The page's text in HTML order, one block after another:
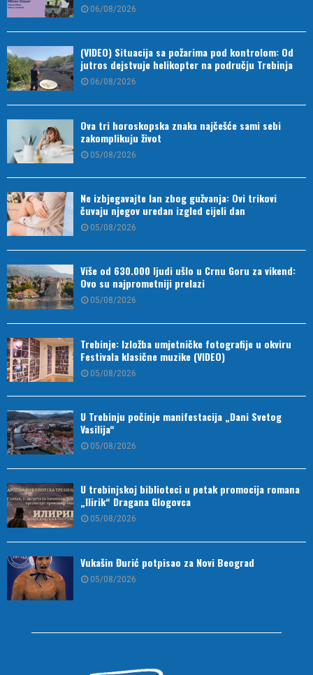
06/08/2026
(VIDEO) Situacija sa požarima pod kontrolom: Od
jutros dejstvuje helikopter na području Trebinja
06/08/2026
Ova tri horoskopska znaka najčešće sami sebi
zakomplikuju život
05/08/2026
Ne izbjegavajte lan zbog gužvanja: Ovi trikovi
čuvaju njegov uredan izgled cijeli dan
05/08/2026
Više od 630.000 ljudi ušlo u Crnu Goru za vikend:
Ovo su najprometniji prelazi
05/08/2026
Trebinje: Izložba umjetničke fotografije u okviru
Festivala klasične muzike (VIDEO)
05/08/2026
U Trebinju počinje manifestacija „Dani Svetog
Vasilija“
05/08/2026
U trebinjskoj biblioteci u petak promocija romana
„Ilirik“ Dragana Glogovca
05/08/2026
Vukašin Đurić potpisao za Novi Beograd
05/08/2026